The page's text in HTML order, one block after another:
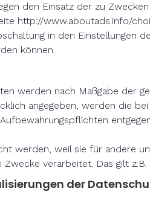
den Einsatz der zu
http://www.aboutads.info/
in den Einstellungen
können.
werden nach Maßgabe der
angegeben, werden die
werden, weil sie für andere
verarbeitet. Das gilt
der